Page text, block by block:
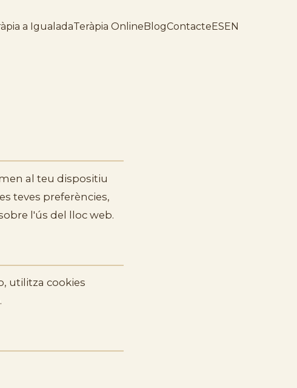
a IgualadaTeràpia OnlineBlogContacteESEN
al teu dispositiu
teves preferències,
l'ús del lloc web.
utilitza cookies